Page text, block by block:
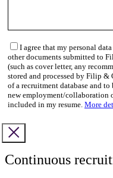
I agree that my personal
other documents submitted to
(such as cover letter, any
stored and processed by Filip
of a recruitment database and
new employment/collaboration
included in my resume. More
Continuous